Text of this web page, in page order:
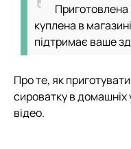
куплена в
підтримає ваше
Про те, як
сироватку в домашніх
відео.